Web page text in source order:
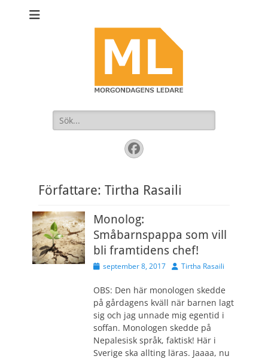
Sök
efter:
Facebook
Författare: Tirtha Rasaili
Monolog:
Småbarnspappa som vill
bli framtidens chef!
Publicerad
september 8, 2017 Författare
Tirtha Rasaili
OBS: Den här monologen skedde
på gårdagens kväll när barnen lagt
sig och jag unnade mig egentid i
soffan. Monologen skedde på
Nepalesisk språk, faktisk! Här i
Sverige ska allting läras. Jaaaa, nu